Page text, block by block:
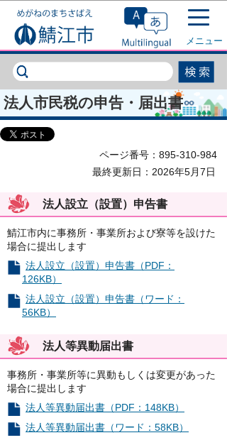
このページの本文へ移動
メニュー
法人市民税の申告・届出書
ページ番号：895-310-984
最終更新日：2026年5月7日
法人設立（設置）申告書
鯖江市内に事務所・事業所および寮等を設けた
場合に提出します
法人設立（設置）申告書（PDF：
126KB）
法人設立（設置）申告書（ワード：
56KB）
法人等異動届出書
事務所・事業所等に異動もしくは変更があった
場合に提出します
法人等異動届出書（PDF：148KB）
法人等異動届出書（ワード：58KB）